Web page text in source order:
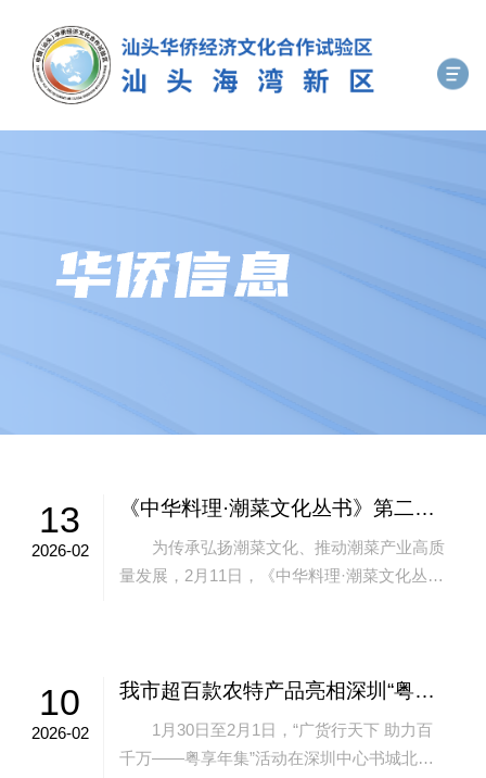
13
2026-02
《中华料理·潮菜文化丛书》第二批新书首发
为传承弘扬潮菜文化、推动潮菜产业高质
量发展，2月11日，《中华料理·潮菜文化丛
10
2026-02
我市超百款农特产品亮相深圳“粤享年集”
1月30日至2月1日，“广货行天下 助力百
千万——粤享年集”活动在深圳中心书城北区